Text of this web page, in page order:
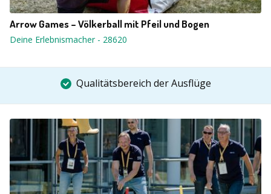
Arrow Games – Völkerball mit Pfeil und Bogen
Deine Erlebnismacher- 28620
Qualitätsbereich der Ausflüge